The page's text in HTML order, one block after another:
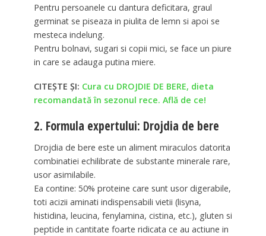
Pentru persoanele cu dantura deficitara, graul
germinat se piseaza in piulita de lemn si apoi se
mesteca indelung.
Pentru bolnavi, sugari si copii mici, se face un piure
in care se adauga putina miere.
CITEȘTE ȘI: Cura cu DROJDIE DE BERE, dieta
recomandată în sezonul rece. Află de ce!
2. Formula expertului: Drojdia de bere
Drojdia de bere este un aliment miraculos datorita
combinatiei echilibrate de substante minerale rare,
usor asimilabile.
Ea contine: 50% proteine care sunt usor digerabile,
toti acizii aminati indispensabili vietii (lisyna,
histidina, leucina, fenylamina, cistina, etc.), gluten si
peptide in cantitate foarte ridicata ce au actiune in